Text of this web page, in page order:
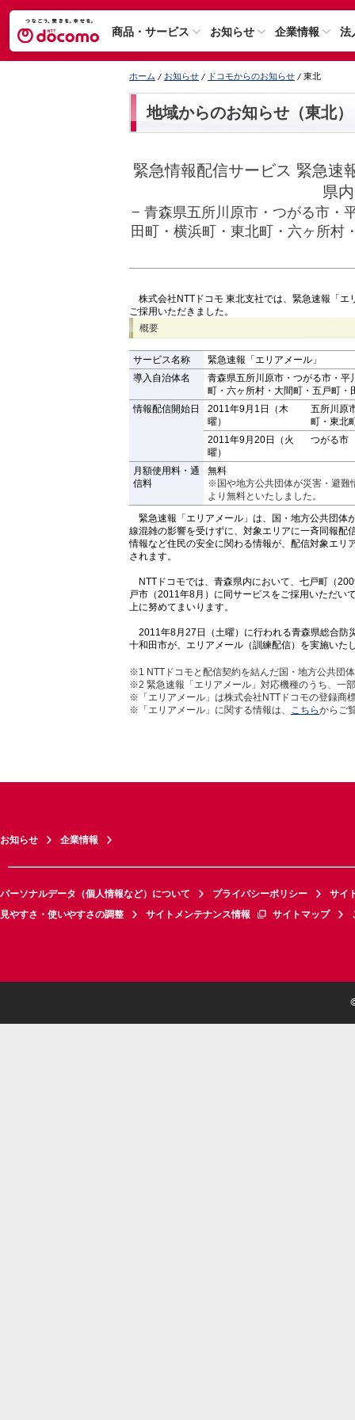
商品・サービス お知らせ 企業情報 法
ホーム お知らせ ドコモからのお知らせ 東北
地域からのお知らせ（東北）
緊急情報配信サービス 緊急速
県
− 青森県五所川原市・つがる市・
田町・横浜町・東北町・六ヶ所村
株式会社NTTドコモ 東北支社では、緊急速報「エ
ご採用いただきました。
概要
サービス名称
緊急速報「エリアメール」
導入自治体名
青森県五所川原市・つがる市・
町・六ヶ所村・大間町・五戸町・
情報配信開始日
2011年9月1日（木
曜）
五所川原
町・東北
2011年9月20日（火
曜）
つがる市
月額使用料・通
信料
無料
※国や地方公共団体が災害・避難
より無料といたしました。
緊急速報「エリアメール」は、国・地方公共団体
線混雑の影響を受けずに、対象エリアに一斉同報配
情報など住民の安全に関わる情報が、配信対象エリ
されます。
NTTドコモでは、青森県内において、七戸町（
戸市（2011年8月）に同サービスをご採用いただい
上に努めてまいります。
2011年8月27日（土曜）に行われる青森県総合防
十和田市が、エリアメール（訓練配信）を実施いた
※1 NTTドコモと配信契約を結んだ国・地方公共団
※2 緊急速報「エリアメール」対応機種のうち、一
※「エリアメール」は株式会社NTTドコモの登録商
※「エリアメール」に関する情報は、
こちらからご
お知らせ 企業情報
パーソナルデータ（個人情報など）について プライバシーポリシー
サイ
見やすさ・使いやすさの調整
サイトメンテナンス情報 サイトマップ